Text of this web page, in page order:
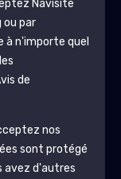
Navisite
par
à n'importe quel
de
nos
sont protégé
avez d'autres